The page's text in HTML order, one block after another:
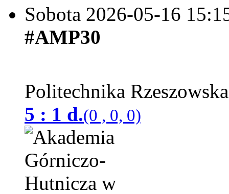
Sobota 2026-05-16
#AMP30
Politechnika
5 : 1 d.(0 , 0, 0)